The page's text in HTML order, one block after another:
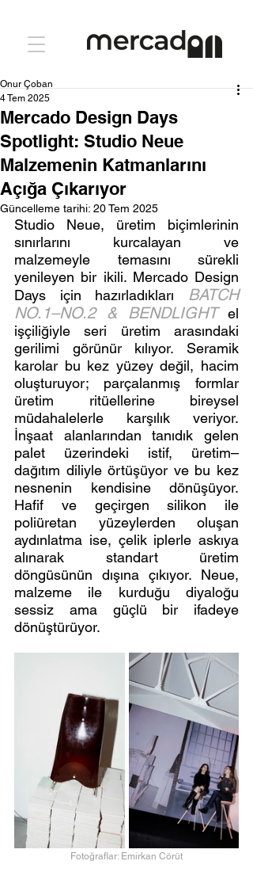
Mercado Design Days
Spotlight: Studio Neue
Malzemenin Katmanlarını
Açığa Çıkarıyor
Onur Çoban
4 Tem 2025
Güncelleme tarihi: 20 Tem 2025
Studio Neue, üretim biçimlerinin
sınırlarını kurcalayan ve
malzemeyle temasını sürekli
yenileyen bir ikili. Mercado Design
Days için hazırladıkları BATCH
NO.1–NO.2 & BENDLIGHT el
işçiliğiyle seri üretim arasındaki
gerilimi görünür kılıyor. Seramik
karolar bu kez yüzey değil, hacim
oluşturuyor; parçalanmış formlar
üretim ritüellerine bireysel
müdahalelerle karşılık veriyor.
İnşaat alanlarından tanıdık gelen
palet üzerindeki istif, üretim–
dağıtım diliyle örtüşüyor ve bu kez
nesnenin kendisine dönüşüyor.
Hafif ve geçirgen silikon ile
poliüretan yüzeylerden oluşan
aydınlatma ise, çelik iplerle askıya
alınarak standart üretim
döngüsünün dışına çıkıyor. Neue,
malzeme ile kurduğu diyaloğu
sessiz ama güçlü bir ifadeye
dönüştürüyor.
Fotoğraflar: Emirkan Cörüt